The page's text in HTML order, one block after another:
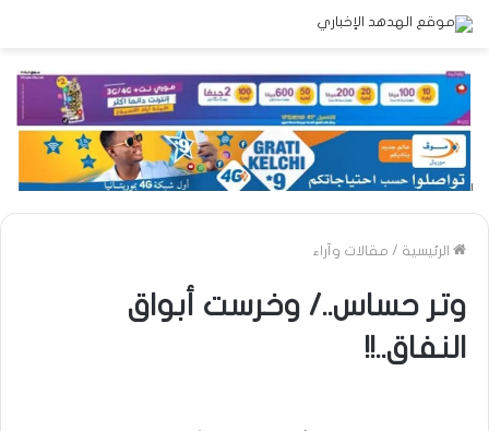
الرئيسية / مقالات وآراء
وتر حساس../ وخرست أبواق
النفاق..!!